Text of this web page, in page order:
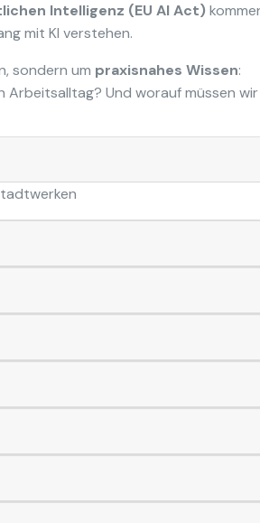
Intelligenz (EU AI Act)
mit KI verstehen.
sondern um praxisnahes Wissen:
Arbeitsalltag? Und worauf müssen